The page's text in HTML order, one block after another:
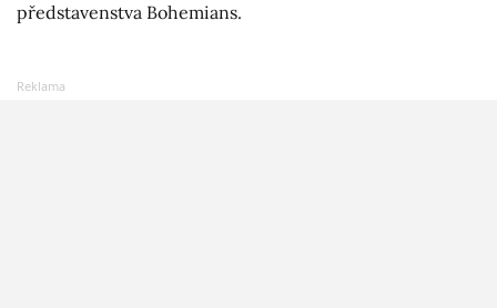
představenstva Bohemians.